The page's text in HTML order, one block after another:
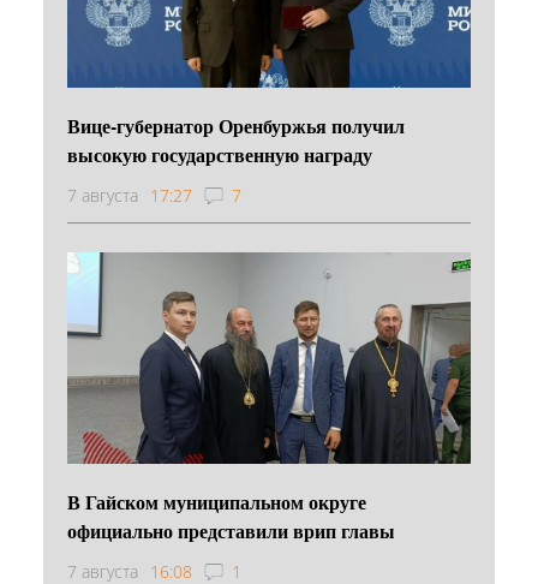
Вице-губернатор Оренбуржья получил
высокую государственную награду
7 августа 17:27 7
В Гайском муниципальном округе
официально представили врип главы
7 августа 16:08 1